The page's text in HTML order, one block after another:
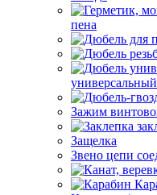
пена
универсальный
Зажим
Защелка
Звено цепи